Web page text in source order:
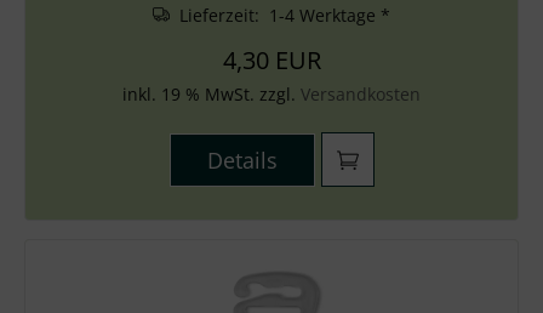
Lieferzeit: 1-4 Werktage *
4,30 EUR
inkl. 19 % MwSt. zzgl. Versandkosten
Details